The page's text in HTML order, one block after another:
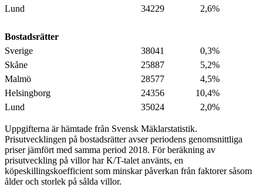
Lund
34229 2,6%
Bostadsrätter
Sverige
38041
0,3%
Skåne
25887
5,2%
Malmö
28577
4,5%
Helsingborg
24356
10,4%
Lund
35024 2,0%
Uppgifterna är hämtade från Svensk Mäklarstatistik.
Prisutvecklingen på bostadsrätter avser periodens genomsnittliga
priser jämfört med samma period 2018. För beräkning av
prisutveckling på villor har K/T-talet använts, en
köpeskillingskoefficient som minskar påverkan från faktorer såsom
ålder och storlek på sålda villor.